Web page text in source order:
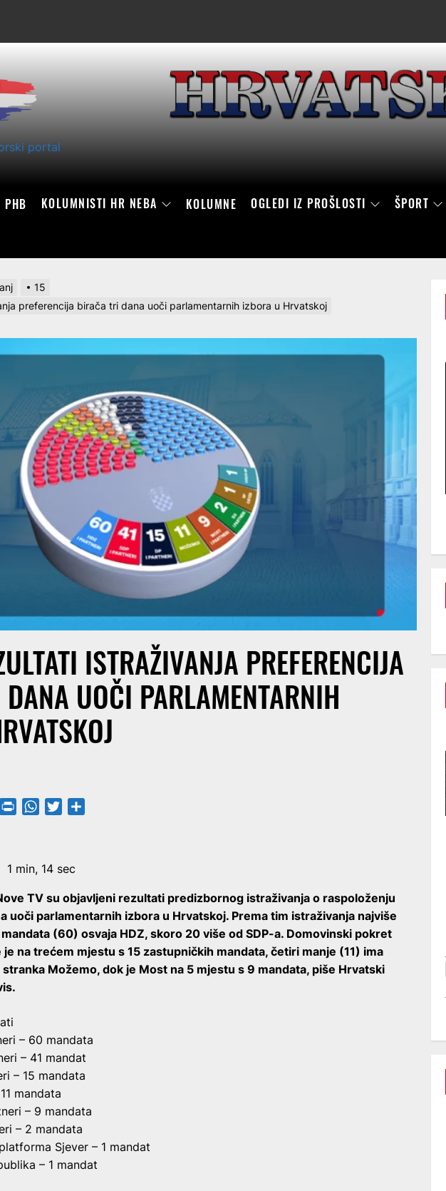
portal
PHB KOLUMNISTI HR NEBA KOLUMNE OGLEDI IZ PROŠLOSTI ŠPORT
15
preferencija birača tri dana uoči parlamentarnih izbora u Hrvatskoj
ISTRAŽIVANJA PREFERENCIJA
UOČI PARLAMENTARNIH
TelegramPrintFriendly
WhatsApp
Twitter
1 min, 14 sec
TV su objavljeni rezultati predizbornog istraživanja o raspoloženju
uoči parlamentarnih izbora u Hrvatskoj. Prema tim istraživanja najviše
(60) osvaja HDZ, skoro 20 više od SDP-a. Domovinski pokret
je na trećem mjestu s 15 zastupničkih mandata, četiri manje (11) ima
Možemo, dok je Most na 5 mjestu s 9 mandata, piše Hrvatski
– 60 mandata
– 41 mandat
– 15 mandata
mandata
– 9 mandata
– 2 mandata
Sjever – 1 mandat
– 1 mandat